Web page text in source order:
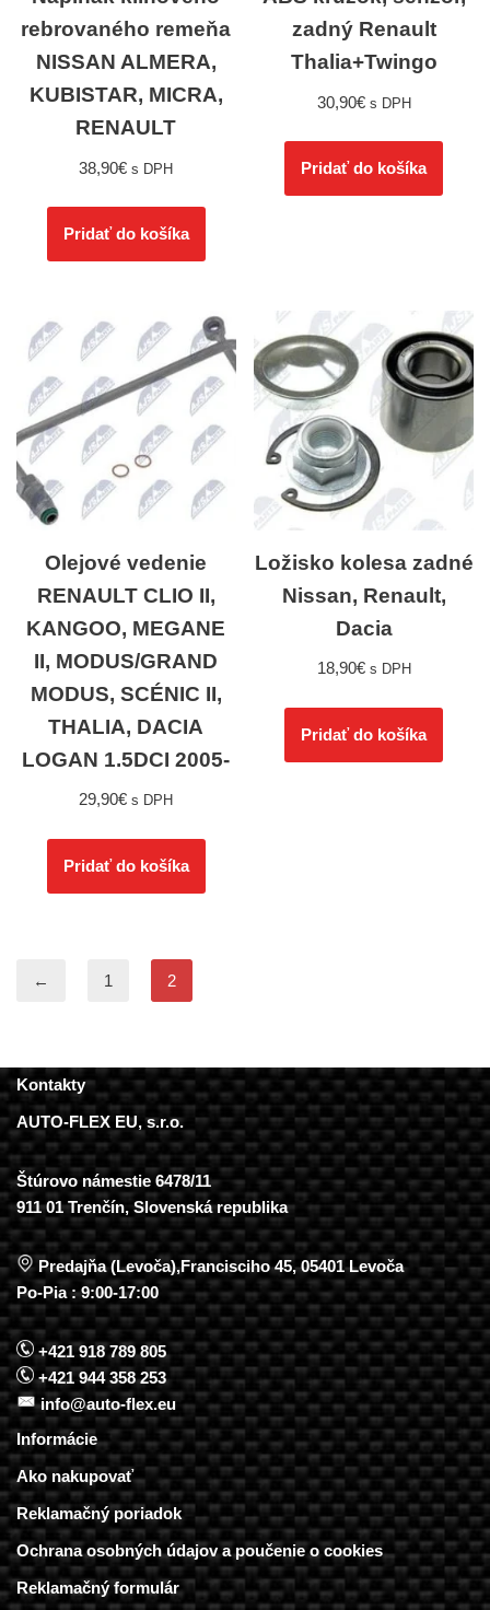
rebrovaného remeňa
NISSAN ALMERA,
KUBISTAR, MICRA,
RENAULT
38,90€ s DPH
Pridať do košíka
zadný Renault
Thalia+Twingo
30,90€ s DPH
Pridať do košíka
Olejové vedenie
RENAULT CLIO II,
KANGOO, MEGANE
II, MODUS/GRAND
MODUS, SCÉNIC II,
THALIA, DACIA
LOGAN 1.5DCI 2005-
29,90€ s DPH
Pridať do košíka
Ložisko kolesa zadné
Nissan, Renault,
Dacia
18,90€ s DPH
Pridať do košíka
← 1 2
Kontakty
AUTO-FLEX EU, s.r.o.
Štúrovo námestie 6478/11
911 01 Trenčín, Slovenská republika
Predajňa (Levoča),Francisciho 45, 05401 Levoča
Po-Pia : 9:00-17:00
+421 918 789 805
+421 944 358 253
info@auto-flex.eu
Informácie
Ako nakupovať
Reklamačný poriadok
Ochrana osobných údajov a poučenie o cookies
Reklamačný formulár